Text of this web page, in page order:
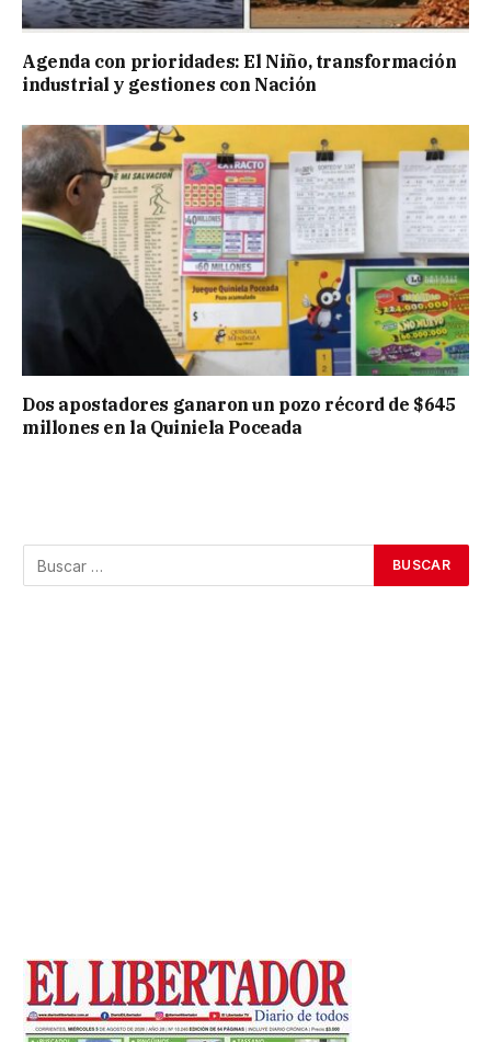
Agenda con prioridades: El Niño, transformación
industrial y gestiones con Nación
Dos apostadores ganaron un pozo récord de $645
millones en la Quiniela Poceada